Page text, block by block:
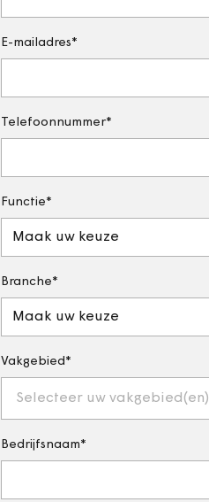
E-mailadres
Telefoonnummer
Functie
Maak uw keuze
Branche
Maak uw keuze
Vakgebied
Selecteer uw vakgebied(en)
Bedrijfsnaam